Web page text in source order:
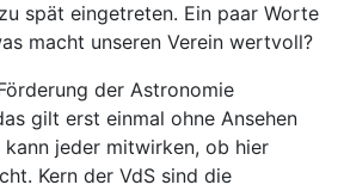
spät eingetreten. Ein paar Worte
macht unseren Verein wertvoll?
der Astronomie
gilt erst einmal ohne Ansehen
kann jeder mitwirken, ob hier
Kern der VdS sind die